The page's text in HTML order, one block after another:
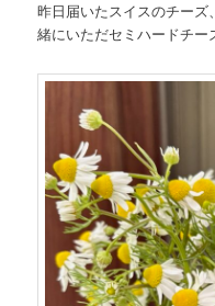
昨日届いたスイスのチー
緒にいただセミハードチー